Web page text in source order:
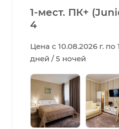
1-мест. ПК+
4
Цена с 10.08.2026 г. по
дней / 5 ночей